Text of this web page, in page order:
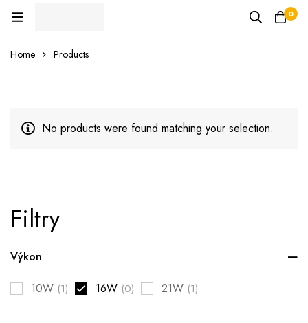
0
Home Products
Filtry
Výkon
10W (1) 16W (0) 21W (1)
No products were found matching your selection.